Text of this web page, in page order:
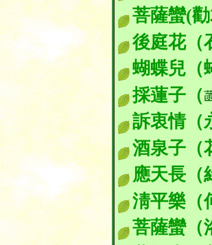
菩薩蠻(
後庭花（
蝴蝶兒（
採蓮子（
訴衷情（
酒泉子（
應天長（
淸平樂（
菩薩蠻（